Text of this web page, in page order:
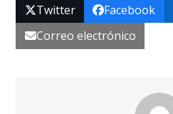
Twitter Facebook
Correo electrónico